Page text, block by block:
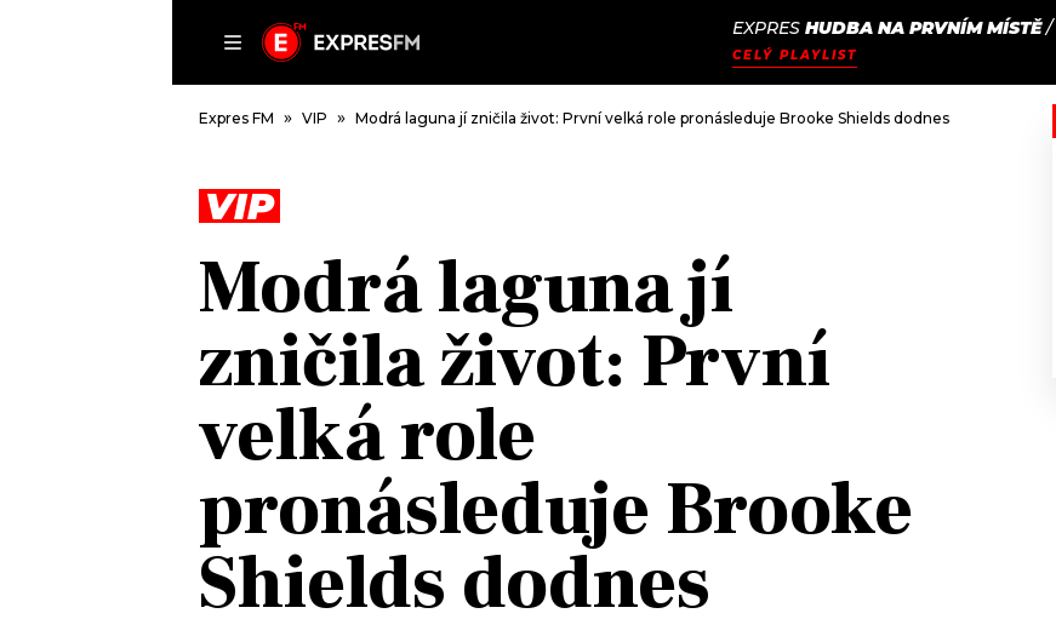
SEZNAM.CZ
EXPRES HUDBA NA PRVNÍM MÍSTĚ/
CELÝ PLAYLIST
DOMŮ
ČLÁNKY
HUDBA
ROZHOVORY
#NEBUDUDOMA
KALENDÁŘ
KVÍZY
TRENDY
MIX
OSTATNÍ
PODCASTY
JAK NALADIT
Expres FM VIP Modrá laguna jí zničila život: První velká role pronásleduje Brooke Shields dodnes
VIP
Modrá laguna jí
zničila život: První
velká role
pronásleduje Brooke
Shields dodnes